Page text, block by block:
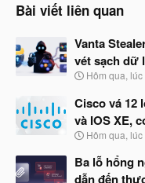
Bài viết liên quan
Vanta
vét sạch dữ
N
à
b
ắ
đ
ầ
Hôm qua, lúc
Cisco vá 12
và IOS XE,
N
à
y
Hôm qua, lúc
Ba lỗ hổng
dẫn đến